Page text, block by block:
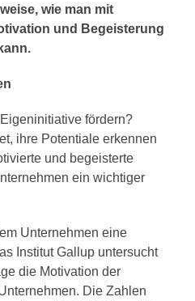
wie man mit
und Begeisterung
fördern?
ihre Potentiale erkennen
und begeisterte
ein wichtiger
Unternehmen eine
Institut Gallup untersucht
die Motivation der
Die Zahlen